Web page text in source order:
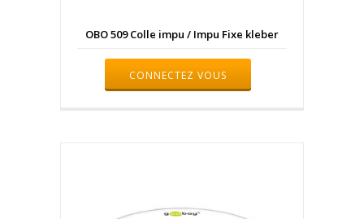
OBO 509 Colle impu / Impu Fixe kleber
CONNECTEZ VOUS